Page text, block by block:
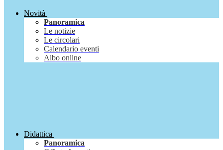
Novità
Panoramica
Le notizie
Le circolari
Calendario eventi
Albo online
Didattica
Panoramica